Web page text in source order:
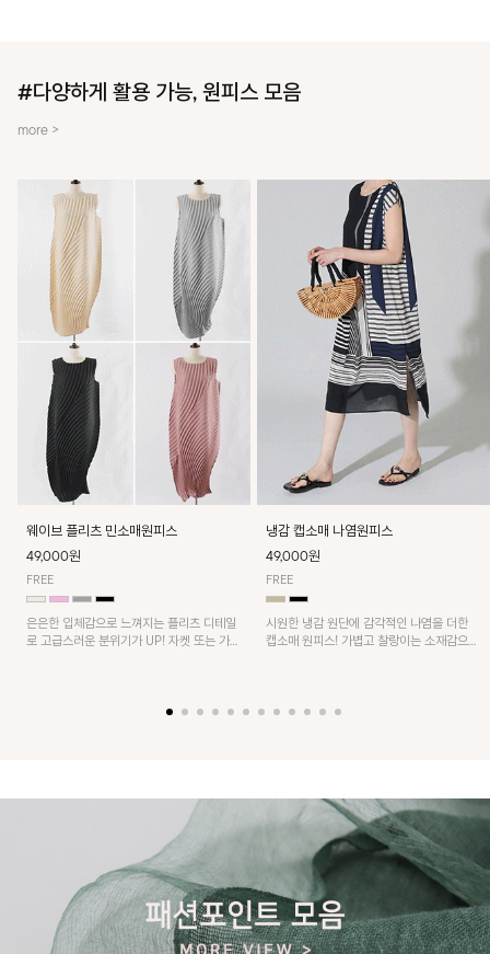
#다양하게 활용 가능, 원피스 모음
more >
웨이브 플리츠 민소매원피스
49,000원
FREE
은은한 입체감으로 느껴지는 플리츠 디테일
로 고급스러운 분위기가 UP! 자켓 또는 가디
냉감 캡소매 나염원피스
49,000원
FREE
시원한 냉감 원단에 감각적인 나염을 더한
캡소매 원피스! 가볍고 찰랑이는 소재감으로